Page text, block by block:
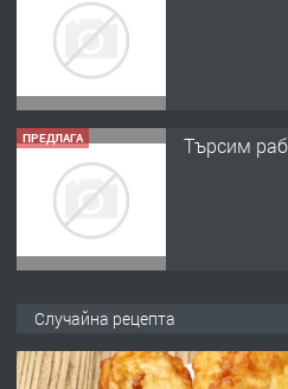
ПРЕДЛАГА Търсим
Случайна рецепта